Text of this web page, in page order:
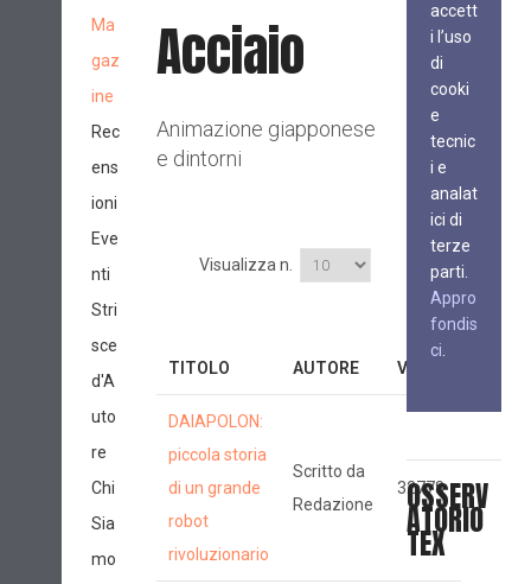
Acciaio
Animazione giapponese
e dintorni
Visualizza n.
TITOLO AUTORE VISITE
DAIAPOLON:
piccola storia
di un grande
robot
rivoluzionario
Scritto da
Redazione
32778
accett
i l’uso
di
cooki
e
tecnic
i e
analat
ici di
terze
parti.
Appro
fondis
ci
OSSERV
ATORIO
TEX
Ma
gaz
ine
Rec
ens
ioni
Eve
nti
Stri
sce
d'A
uto
re
Chi
Sia
mo